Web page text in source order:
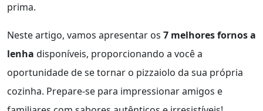
prima.
Neste artigo, vamos apresentar os 7 melhores fornos a
lenha disponíveis, proporcionando a você a
oportunidade de se tornar o pizzaiolo da sua própria
cozinha. Prepare-se para impressionar amigos e